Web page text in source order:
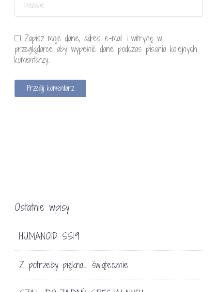
Zapisz moje dane, adres e-mail i witrynę w
przeglądarce aby wypełnić dane podczas pisania kolejnych
komentarzy.
Ostatnie wpisy
HUMANOID SS19
Z potrzeby piękna… świątecznie